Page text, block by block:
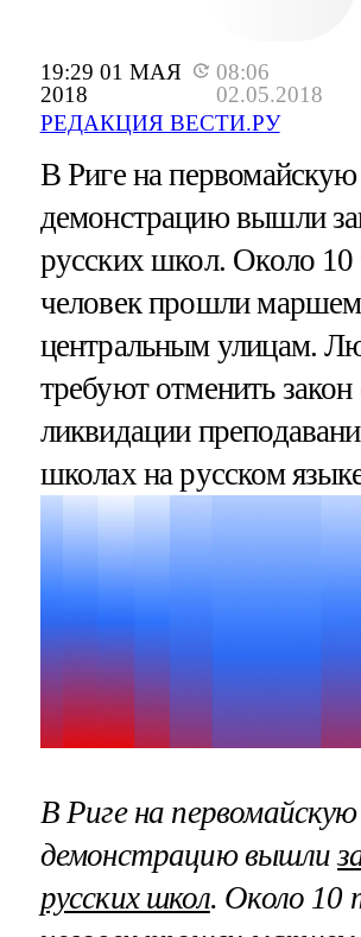
19:29 01 МАЯ
2018
08:06
02.05.2018
РЕДАКЦИЯ ВЕСТИ.РУ
В Риге на первомайскую
демонстрацию вышли
русских школ. Около 10
человек прошли
центральным улицам.
требуют отменить закон
ликвидации
школах на русском
В Риге на первомайскую
демонстрацию вышли
русских школ. Около 10